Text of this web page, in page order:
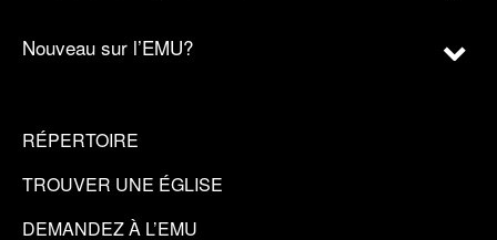
Nouveau sur l’EMU?
RÉPERTOIRE
TROUVER UNE ÉGLISE
DEMANDEZ À L’EMU